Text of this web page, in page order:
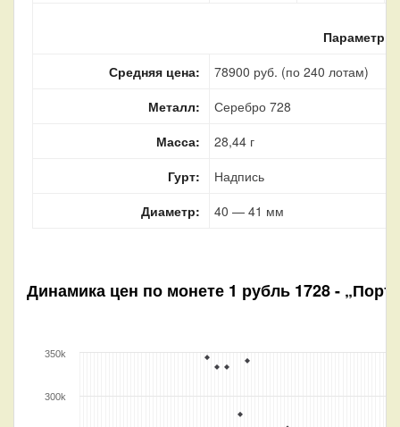
Параметры
Средняя цена:
78900 руб. (по 240 лотам)
Металл:
Серебро 728
Масса:
28,44 г
Гурт:
Надпись
Диаметр:
40 — 41 мм
Динамика цен по монете 1 рубль 1728 -
300k
350k